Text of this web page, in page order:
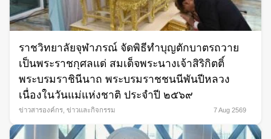
ราชวิทยาลัยจุฬาภรณ์ จัดพิธีทำบุญตักบาตรถวาย
เป็นพระราชกุศลแด่ สมเด็จพระนางเจ้าสิริกิตติ์
พระบรมราชินีนาถ พระบรมราชชนนีพันปีหลวง
เนื่องในวันแม่แห่งชาติ ประจำปี ๒๕๖๙
ข่าวสารองค์กร ข่าวและกิจกรรม 7 Aug 2569